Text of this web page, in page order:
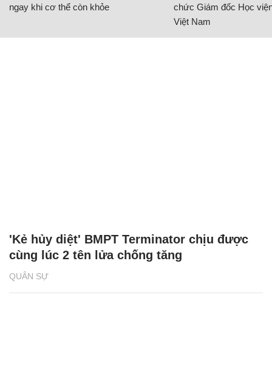
ngay khi cơ thể còn khỏe
chức Giám đốc Học
Việt Nam
QUÂN SỰ
'Kẻ hủy diệt' BMPT Terminator chịu được
cùng lúc 2 tên lửa chống tăng